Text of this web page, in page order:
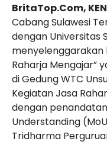
BritaTop.Com,
Cabang Sulawesi
dengan Universitas
menyelenggarakan
Raharja Mengajar”
di Gedung WTC
Kegiatan Jasa
dengan
Understanding
Tridharma